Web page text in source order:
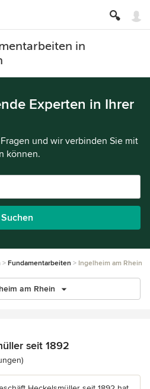
in
Experten in Ihrer
und wir verbinden Sie mit
können.
Suchen
Fundamentarbeiten Ingelheim am Rhein
am Rhein
seit 1892
4.8 von 5 Sternen